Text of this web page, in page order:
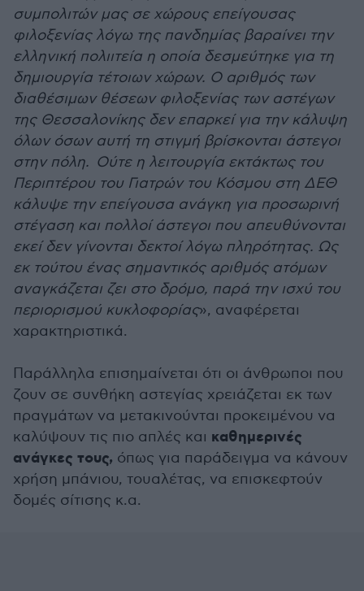
συμπολιτών μας σε χώρους επείγουσας
φιλοξενίας λόγω της πανδημίας βαραίνει την
ελληνική πολιιτεία η οποία δεσμεύτηκε για τη
δημιουργία τέτοιων χώρων. Ο αριθμός των
διαθέσιμων θέσεων φιλοξενίας των αστέγων
της Θεσσαλονίκης δεν επαρκεί για την κάλυψη
όλων όσων αυτή τη στιγμή βρίσκονται άστεγοι
στην πόλη. Ούτε η λειτουργία εκτάκτως του
Περιπτέρου του Γιατρών του Κόσμου στη ΔΕΘ
κάλυψε την επείγουσα ανάγκη για προσωρινή
στέγαση και πολλοί άστεγοι που απευθύνονται
εκεί δεν γίνονται δεκτοί λόγω πληρότητας. Ως
εκ τούτου ένας σημαντικός αριθμός ατόμων
αναγκάζεται ζει στο δρόμο, παρά την ισχύ του
περιορισμού κυκλοφορίας», αναφέρεται
χαρακτηριστικά.
Παράλληλα επισημαίνεται ότι οι άνθρωποι που
ζουν σε συνθήκη αστεγίας χρειάζεται εκ των
πραγμάτων να μετακινούνται προκειμένου να
καλύψουν τις πιο απλές και καθημερινές
ανάγκες τους, όπως για παράδειγμα να κάνουν
χρήση μπάνιου, τουαλέτας, να επισκεφτούν
δομές σίτισης κ.α.